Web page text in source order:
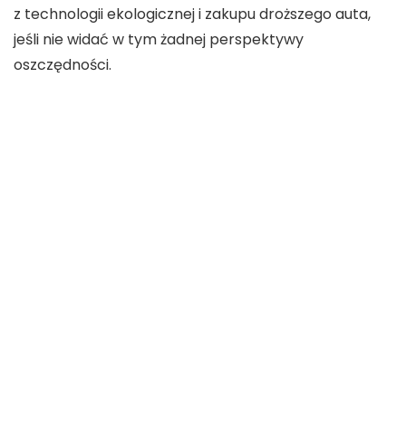
z technologii ekologicznej i zakupu droższego auta,
jeśli nie widać w tym żadnej perspektywy
oszczędności.